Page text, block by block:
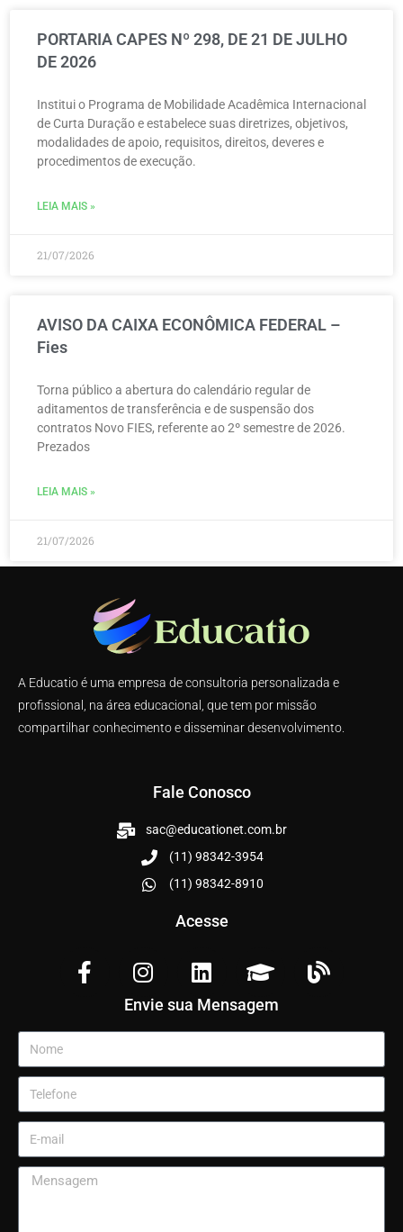
PORTARIA CAPES Nº 298, DE 21 DE JULHO
DE 2026
Institui o Programa de Mobilidade Acadêmica Internacional
de Curta Duração e estabelece suas diretrizes, objetivos,
modalidades de apoio, requisitos, direitos, deveres e
procedimentos de execução.
LEIA MAIS »
21/07/2026
AVISO DA CAIXA ECONÔMICA FEDERAL –
Fies
Torna público a abertura do calendário regular de
aditamentos de transferência e de suspensão dos
contratos Novo FIES, referente ao 2º semestre de 2026.
Prezados
LEIA MAIS »
21/07/2026
A Educatio é uma empresa de consultoria personalizada e
profissional, na área educacional, que tem por missão
compartilhar conhecimento e disseminar desenvolvimento.
Fale Conosco
sac@educationet.com.br
(11) 98342-3954
(11) 98342-8910
Acesse
Envie sua Mensagem